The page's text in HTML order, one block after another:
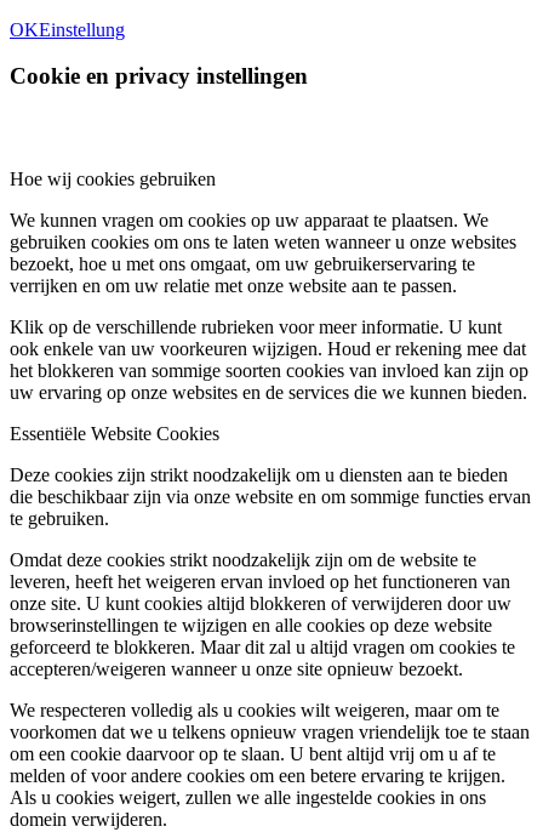
OKEinstellung
Cookie en privacy instellingen
Hoe wij cookies gebruiken
We kunnen vragen om cookies op uw apparaat te plaatsen. We
gebruiken cookies om ons te laten weten wanneer u onze websites
bezoekt, hoe u met ons omgaat, om uw gebruikerservaring te
verrijken en om uw relatie met onze website aan te passen.
Klik op de verschillende rubrieken voor meer informatie. U kunt
ook enkele van uw voorkeuren wijzigen. Houd er rekening mee dat
het blokkeren van sommige soorten cookies van invloed kan zijn op
uw ervaring op onze websites en de services die we kunnen bieden.
Essentiële Website Cookies
Deze cookies zijn strikt noodzakelijk om u diensten aan te bieden
die beschikbaar zijn via onze website en om sommige functies ervan
te gebruiken.
Omdat deze cookies strikt noodzakelijk zijn om de website te
leveren, heeft het weigeren ervan invloed op het functioneren van
onze site. U kunt cookies altijd blokkeren of verwijderen door uw
browserinstellingen te wijzigen en alle cookies op deze website
geforceerd te blokkeren. Maar dit zal u altijd vragen om cookies te
accepteren/weigeren wanneer u onze site opnieuw bezoekt.
We respecteren volledig als u cookies wilt weigeren, maar om te
voorkomen dat we u telkens opnieuw vragen vriendelijk toe te staan
om een cookie daarvoor op te slaan. U bent altijd vrij om u af te
melden of voor andere cookies om een betere ervaring te krijgen.
Als u cookies weigert, zullen we alle ingestelde cookies in ons
domein verwijderen.